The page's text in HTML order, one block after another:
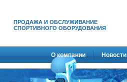
ПРОДАЖА И ОБСЛУЖИВАНИЕ
СПОРТИВНОГО ОБОРУДОВАНИЯ
О компании Новости